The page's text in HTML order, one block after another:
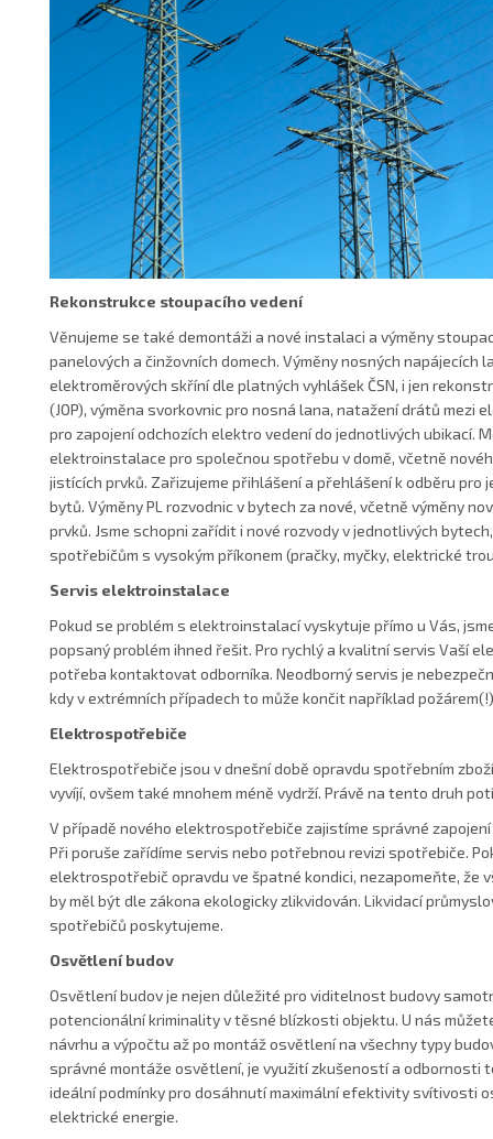
Rekonstrukce stoupacího vedení
Věnujeme se také demontáži a nové instalaci a výměny
panelových a činžovních domech. Výměny nosných napájecích
elektroměrových skříní dle platných vyhlášek ČSN, i jen
(JOP), výměna svorkovnic pro nosná lana, natažení drátů mezi
pro zapojení odchozích elektro vedení do jednotlivých ubikací.
elektroinstalace pro společnou spotřebu v domě, včetně
jistících prvků. Zařizujeme přihlášení a přehlášení k odběru pro
bytů. Výměny PL rozvodnic v bytech za nové, včetně výměny
prvků. Jsme schopni zařídit i nové rozvody v jednotlivých
spotřebičům s vysokým příkonem (pračky, myčky, elektrické
Servis elektroinstalace
Pokud se problém s elektroinstalací vyskytuje přímo u Vás,
popsaný problém ihned řešit. Pro rychlý a kvalitní servis Vaší
potřeba kontaktovat odborníka. Neodborný servis je
kdy v extrémních případech to může končit například
Elektrospotřebiče
Elektrospotřebiče jsou v dnešní době opravdu spotřebním
vyvíjí, ovšem také mnohem méně vydrží. Právě na tento druh
V případě nového elektrospotřebiče zajistíme správné
Při poruše zařídíme servis nebo potřebnou revizi spotřebiče.
elektrospotřebič opravdu ve špatné kondici, nezapomeňte, že
by měl být dle zákona ekologicky zlikvidován. Likvidací
spotřebičů poskytujeme.
Osvětlení budov
Osvětlení budov je nejen důležité pro viditelnost budovy
potencionální kriminality v těsné blízkosti objektu. U nás
návrhu a výpočtu až po montáž osvětlení na všechny typy
správné montáže osvětlení, je využití zkušeností a odbornosti
ideální podmínky pro dosáhnutí maximální efektivity svítivosti
elektrické energie.